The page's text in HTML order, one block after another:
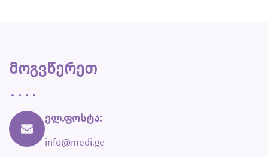
მოგვწერეთ
ელ.ფოსტა:
info@medi.ge